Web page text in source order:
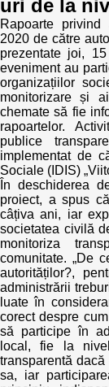
uri de la
Rapoarte privind
2020 de către
prezentate joi,
eveniment au
organizațiilor
monitorizare și
chemate să fie
rapoartelor.
publice
implementat de
Sociale (IDIS)
În deschiderea
proiect, a spus
câțiva ani, iar
societatea civilă
monitoriza
comunitate. „De
autorităților?,
administrării
luate în
corect despre
să participe în
local, fie la
transparentă
sa, iar